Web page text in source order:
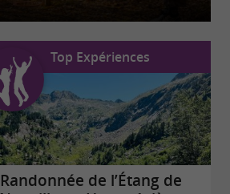
Top Expériences
Randonnée de l’Étang de